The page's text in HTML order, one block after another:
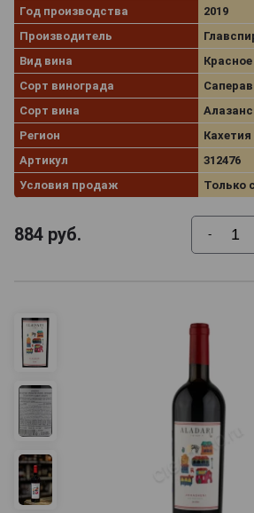
Год производства
2019
Производитель
Вид вина
Сорт винограда
Сорт вина
Регион
Кахетия
Артикул
312476
Условия продаж
Только
884 руб. -